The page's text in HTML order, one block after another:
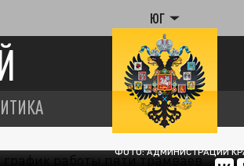
ЮГ
ФОТО: АДМИНИСТРАЦИИ